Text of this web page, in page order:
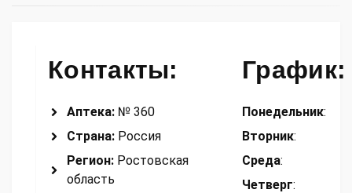
Контакты:
Аптека: № 360
Страна: Россия
Регион: Ростовская
область
График:
Понедельник:
Вторник:
Среда:
Четверг: